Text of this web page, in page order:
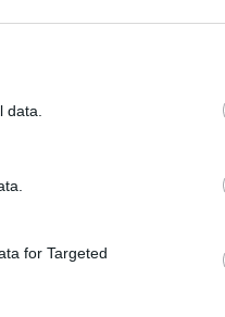
for Targeted